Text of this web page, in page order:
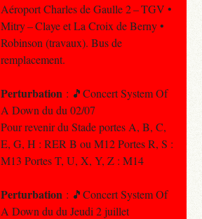
Aéroport Charles de Gaulle 2 – TGV •
Mitry – Claye et La Croix de Berny •
Robinson (travaux). Bus de
remplacement.
Perturbation : 🎵Concert System Of
A Down du du 02/07
Pour revenir du Stade portes A, B, C,
E, G, H : RER B ou M12 Portes R, S :
M13 Portes T, U, X, Y, Z : M14
Perturbation : 🎵Concert System Of
A Down du du Jeudi 2 juillet